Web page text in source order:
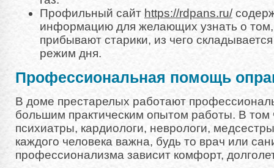
Профильный сайт https://rdpans.ru/
информацию для желающих узнать о том,
прибывают старики, из чего
режим дня.
Профессиональная помощь
В доме престарелых работают
большим практическим опытом работы. В том
психиатры, кардиологи, неврологи,
каждого человека важна, будь то врач или
профессионализма зависит комфорт,